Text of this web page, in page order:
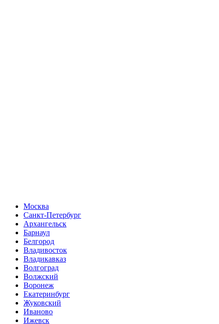
Москва
Санкт-Петербург
Архангельск
Барнаул
Белгород
Владивосток
Владикавказ
Волгоград
Волжский
Воронеж
Екатеринбург
Жуковский
Иваново
Ижевск